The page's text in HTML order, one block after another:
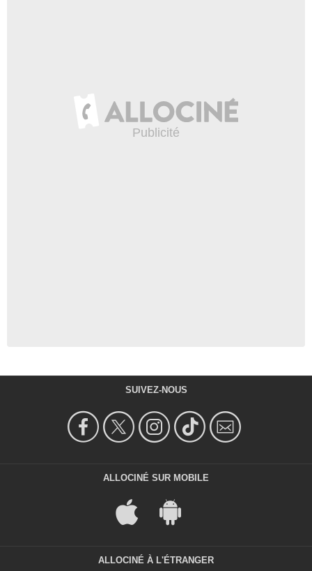
SUIVEZ-NOUS
ALLOCINÉ SUR MOBILE
ALLOCINÉ À L'ÉTRANGER